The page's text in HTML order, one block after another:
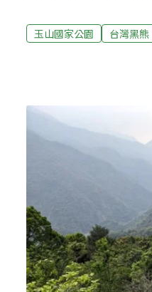
化、月亮與豐收祭、打
萬物的智慧。在保留這
伴關係的一份子，內政
傳統生態智慧的責任。
界處，因此發展出與野
玉山國家公園 台灣黑熊